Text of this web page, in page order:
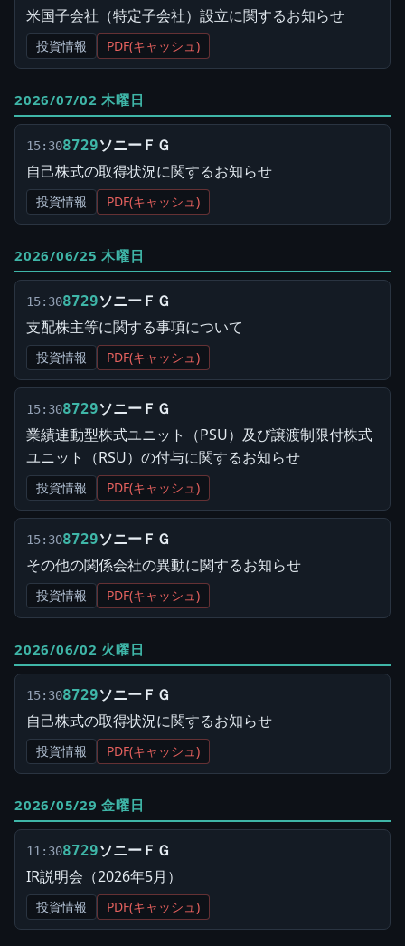
米国子会社（特定子会社）設立に関するお知らせ
投資情報 PDF(キャッシュ)
2026/07/02 木曜日
15:308729ソニーＦＧ
自己株式の取得状況に関するお知らせ
投資情報 PDF(キャッシュ)
2026/06/25 木曜日
15:308729ソニーＦＧ
支配株主等に関する事項について
投資情報 PDF(キャッシュ)
15:308729ソニーＦＧ
業績連動型株式ユニット（PSU）及び譲渡制限付株式
ユニット（RSU）の付与に関するお知らせ
投資情報 PDF(キャッシュ)
15:308729ソニーＦＧ
その他の関係会社の異動に関するお知らせ
投資情報 PDF(キャッシュ)
2026/06/02 火曜日
15:308729ソニーＦＧ
自己株式の取得状況に関するお知らせ
投資情報 PDF(キャッシュ)
2026/05/29 金曜日
11:308729ソニーＦＧ
IR説明会（2026年5月）
投資情報 PDF(キャッシュ)